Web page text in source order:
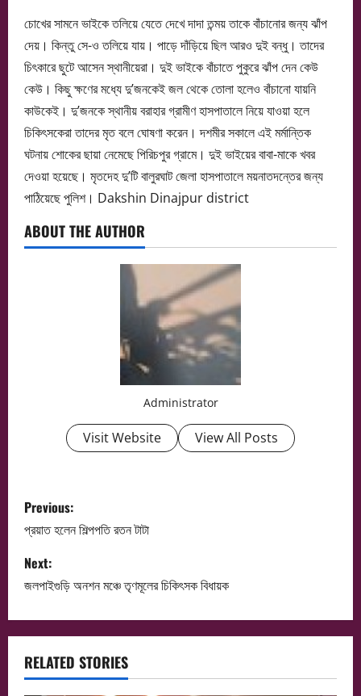
চোখের সামনে ভাইকে তলিয়ে যেতে দেখে দাদা তন্ময় তাকে বাঁচানোর জন্য ঝাঁপ
দেয়। কিন্তু সে-ও তলিয়ে যায়। পাড়ে দাঁড়িয়ে ছিল আরও দুই বন্ধু। তাদের
চিৎকারে ছুটে আসেন স্থানীয়েরা। দুই ভাইকে বাঁচাতে পুকুরে ঝাঁপ দেন কেউ
কেউ। কিছু ক্ষণের মধ্যে দু’জনকেই জল থেকে তোলা হলেও বাঁচানো যায়নি
কাউকেই। দু’জনকে স্থানীয় বরাহার গ্রামীণ হাসপাতালে নিয়ে যাওয়া হলে
চিকিৎসকেরা তাদের মৃত বলে ঘোষণা করেন। দশমীর সকালে এই মর্মান্তিক
ঘটনায় শোকের ছায়া নেমেছে পিরিচপুর গ্রামে। দুই ভাইয়ের বাবা-মাকে খবর
দেওয়া হয়েছে। মৃতদেহ দু’টি বালুরঘাট জেলা হাসপাতালে ময়নাতদন্তের জন্য
পাঠিয়েছে পুলিশ। Dakshin Dinajpur district
ABOUT THE AUTHOR
Administrator
Visit Website View All Posts
P
o
s
t
n
a
Previous:
প্রয়াত হলেন শিল্পপতি রতন টাটা
Next:
জলপাইগুড়ি অনশন মঞ্চে তৃণমূলের চিকিৎসক বিধায়ক
RELATED STORIES